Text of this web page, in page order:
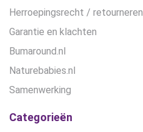
Herroepingsrecht / retourneren
Garantie en klachten
Bumaround.nl
Naturebabies.nl
Samenwerking
Categorieën